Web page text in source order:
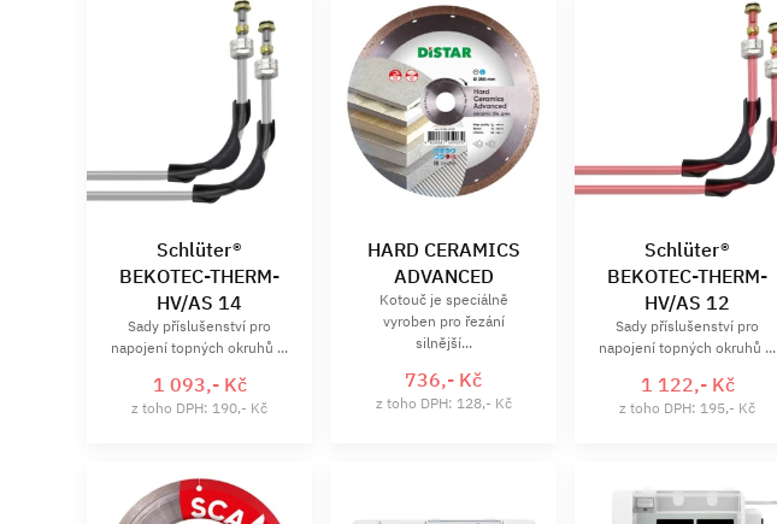
Schlüter®
BEKOTEC-THERM-
HV/AS 14
Sady příslušenství pro
napojení topných okruhů ...
1 093,- Kč
z toho DPH: 190,- Kč
HARD CERAMICS
ADVANCED
Kotouč je speciálně
vyroben pro řezání
silnější...
736,- Kč
z toho DPH: 128,- Kč
Schlüter®
BEKOTEC-THERM-
HV/AS 12
Sady příslušenství pro
napojení topných okruhů ...
1 122,- Kč
z toho DPH: 195,- Kč